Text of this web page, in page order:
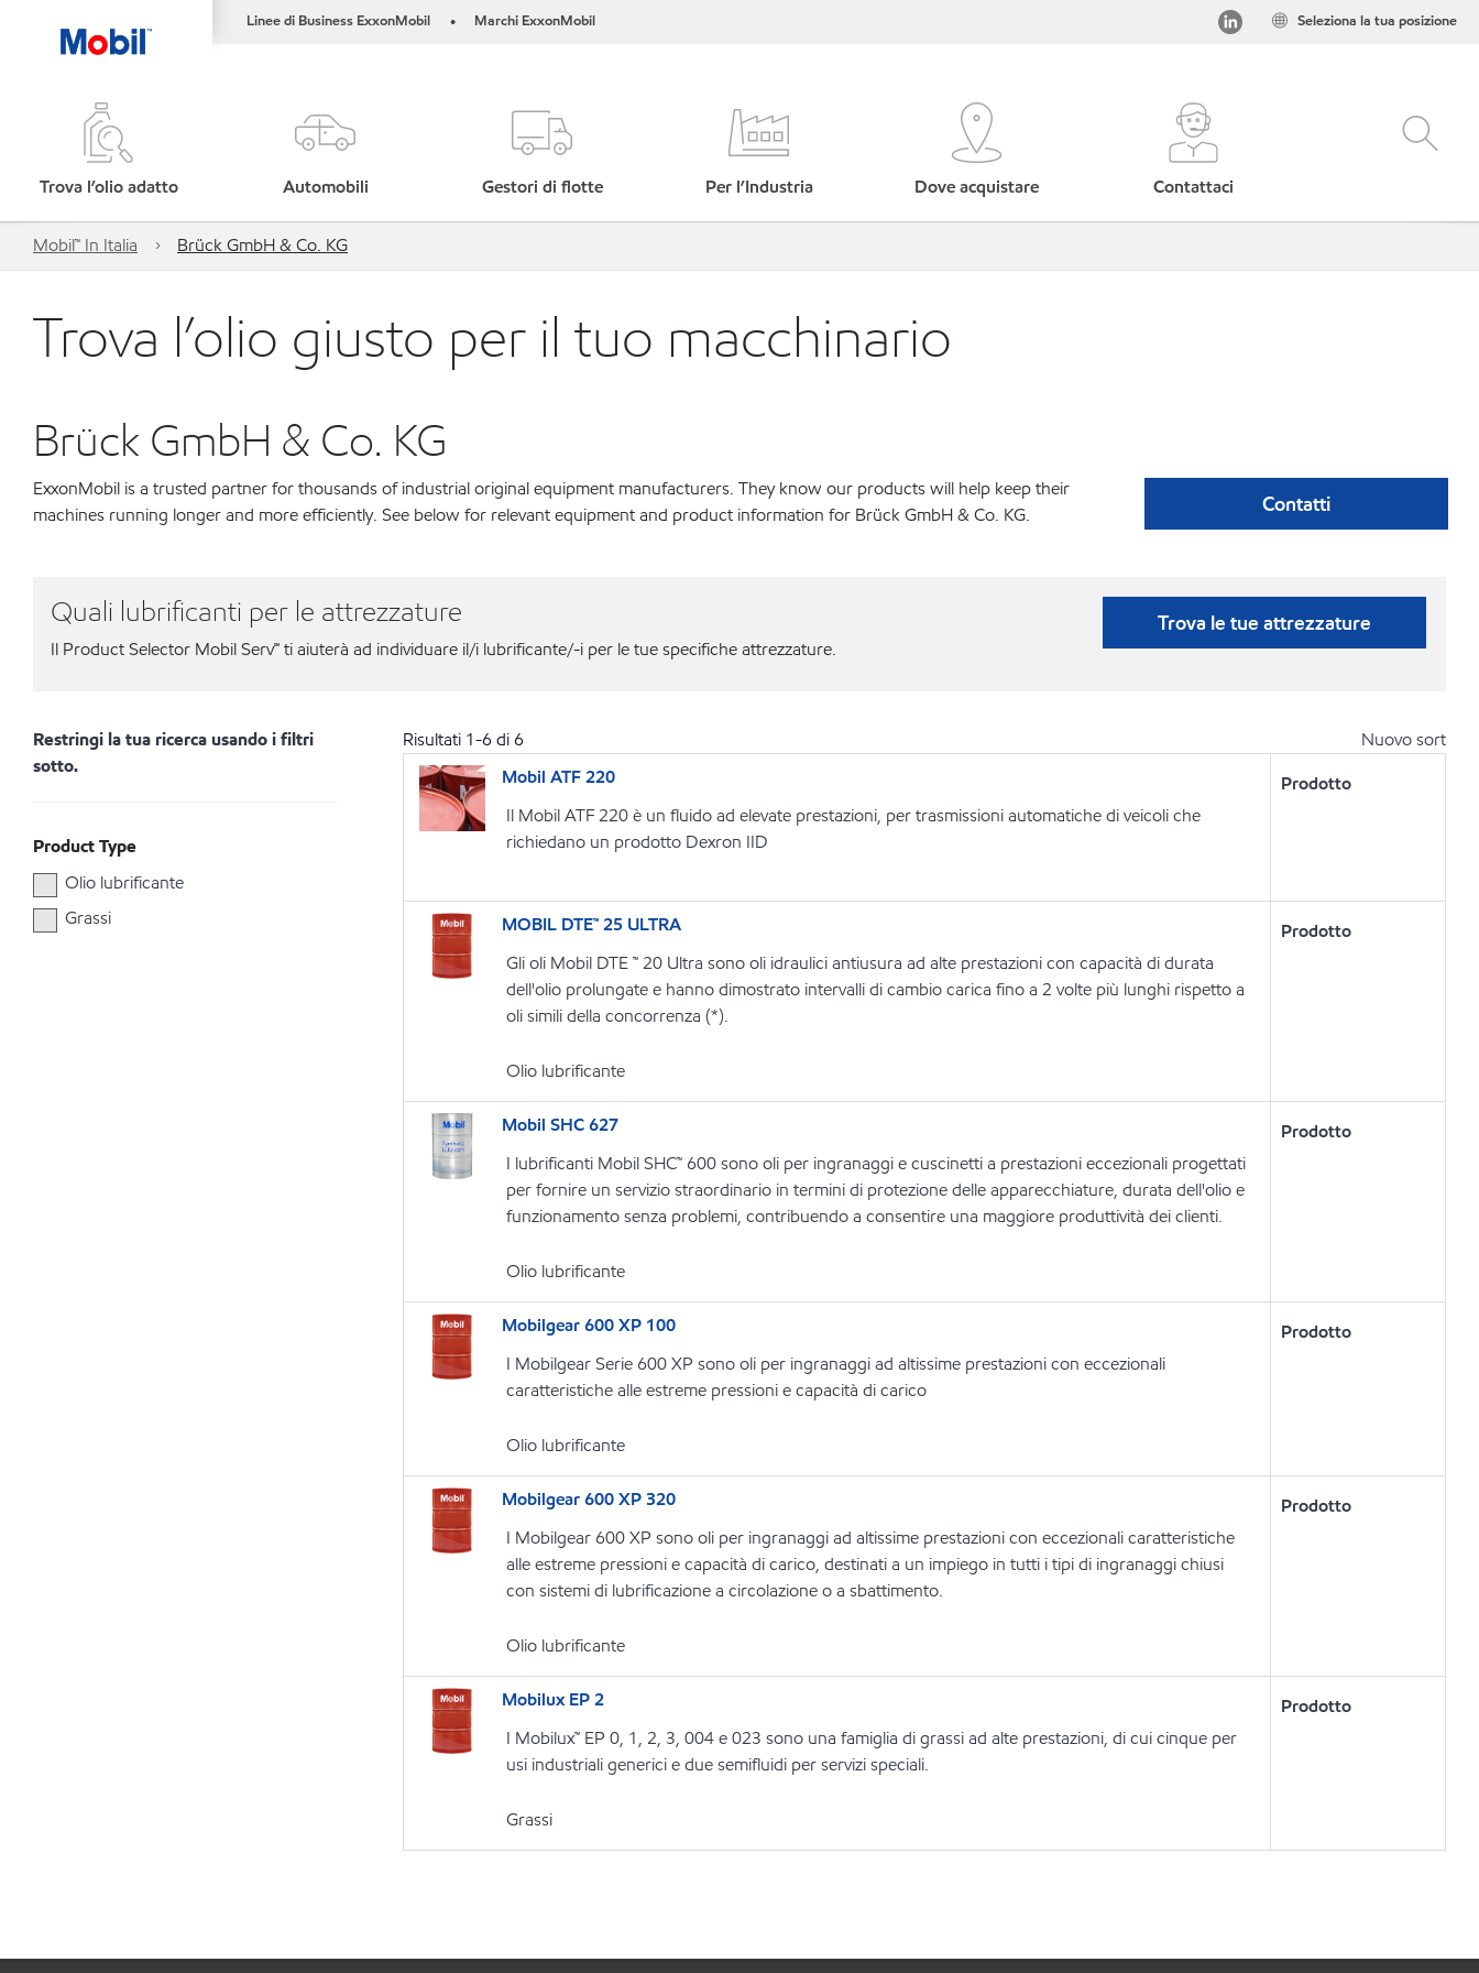
Linee di Business ExxonMobil • Marchi ExxonMobil Seleziona la tua posizione
Trova l’olio adatto Automobili Gestori di flotte Per l’Industria Dove acquistare Contattaci
Mobil™ In Italia Brück GmbH & Co. KG
Trova l’olio giusto per il tuo macchinario
Brück GmbH & Co. KG
ExxonMobil is a trusted partner for thousands of industrial original equipment manufacturers. They know our products will help keep their
machines running longer and more efficiently. See below for relevant equipment and product information for Brück GmbH & Co. KG.
Contatti
Quali lubrificanti per le attrezzature
Il Product Selector Mobil Serv℠ ti aiuterà ad individuare il/i lubrificante/-i per le tue specifiche attrezzature.
Trova le tue attrezzature
Restringi la tua ricerca usando i filtri
sotto.
Product Type
Olio lubrificante
Grassi
Risultati 1-6di6
Nuovo sort
Mobil ATF 220
Il Mobil ATF 220 è un fluido ad elevate prestazioni, per trasmissioni automatiche di veicoli che
richiedano un prodotto Dexron IID
Prodotto
MOBIL DTE™ 25 ULTRA
Gli oli Mobil DTE ™ 20 Ultra sono oli idraulici antiusura ad alte prestazioni con capacità di durata
dell'olio prolungate e hanno dimostrato intervalli di cambio carica fino a 2 volte più lunghi rispetto a
oli simili della concorrenza (*).
Olio lubrificante
Prodotto
Mobil SHC 627
I lubrificanti Mobil SHC™ 600 sono oli per ingranaggi e cuscinetti a prestazioni eccezionali progettati
per fornire un servizio straordinario in termini di protezione delle apparecchiature, durata dell'olio e
funzionamento senza problemi, contribuendo a consentire una maggiore produttività dei clienti.
Olio lubrificante
Prodotto
Mobilgear 600 XP 100
I Mobilgear Serie 600 XP sono oli per ingranaggi ad altissime prestazioni con eccezionali
caratteristiche alle estreme pressioni e capacità di carico
Olio lubrificante
Prodotto
Mobilgear 600 XP 320
I Mobilgear 600 XP sono oli per ingranaggi ad altissime prestazioni con eccezionali caratteristiche
alle estreme pressioni e capacità di carico, destinati a un impiego in tutti i tipi di ingranaggi chiusi
con sistemi di lubrificazione a circolazione o a sbattimento.
Olio lubrificante
Prodotto
Mobilux EP 2
I Mobilux™ EP 0, 1, 2, 3, 004 e 023 sono una famiglia di grassi ad alte prestazioni, di cui cinque per
usi industriali generici e due semifluidi per servizi speciali.
Grassi
Prodotto